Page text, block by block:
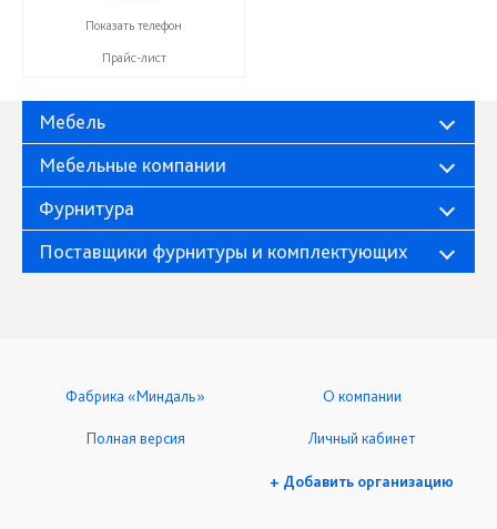
+7 (800) 222-93-90
Показать телефон
Прайс-лист
Мебель
Мебельные компании
Фурнитура
Поставщики фурнитуры и комплектующих
Фабрика «Миндаль» О компании
Полная версия Личный кабинет
+ Добавить организацию